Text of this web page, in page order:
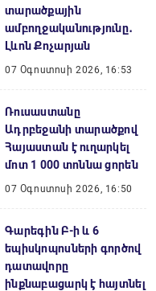
տարածքային
ամբողջականությունը․
Լևոն Քոչարյան
07 Օգոստոսի 2026, 16:53
Ռուսաստանը
Ադրբեջանի տարածքով
Հայաստան է ուղարկել
մոտ 1 000 տոննա ցորեն
07 Օգոստոսի 2026, 16:50
Գարեգին Բ-ի և 6
եպիսկոպոսների գործով
դատավորը
ինքնաբացարկ է հայտնել